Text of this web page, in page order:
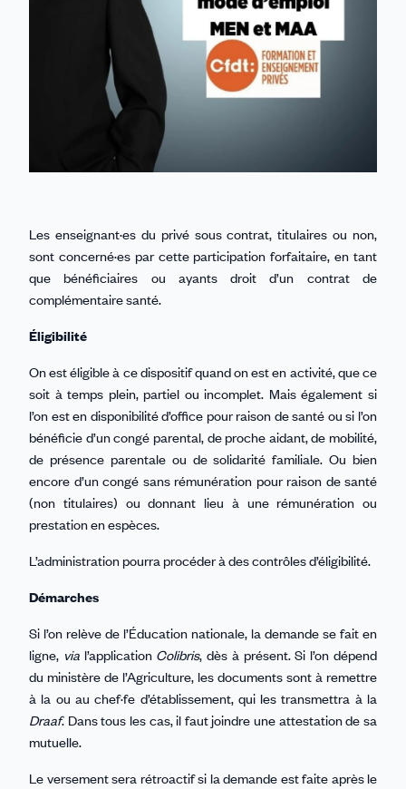
Les enseignant·es du privé sous contrat, titulaires ou non,
sont concerné·es par cette participation forfaitaire, en tant
que bénéficiaires ou ayants droit d’un contrat de
complémentaire santé.
Éligibilité
On est éligible à ce dispositif quand on est en activité, que ce
soit à temps plein, partiel ou incomplet. Mais également si
l’on est en disponibilité d’office pour raison de santé ou si l’on
bénéficie d’un congé parental, de proche aidant, de mobilité,
de présence parentale ou de solidarité familiale. Ou bien
encore d’un congé sans rémunération pour raison de santé
(non titulaires) ou donnant lieu à une rémunération ou
prestation en espèces.
L’administration pourra procéder à des contrôles d’éligibilité.
Démarches
Si l’on relève de l’Éducation nationale, la demande se fait en
ligne, via l’application Colibris, dès à présent. Si l’on dépend
du ministère de l’Agriculture, les documents sont à remettre
à la ou au chef·fe d’établissement, qui les transmettra à la
Draaf. Dans tous les cas, il faut joindre une attestation de sa
mutuelle.
Le versement sera rétroactif si la demande est faite après le